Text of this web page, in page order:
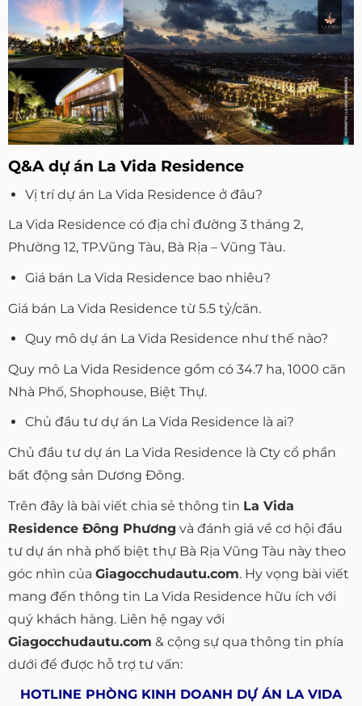
Q&A dự án La Vida Residence
Vị trí dự án La Vida Residence ở đâu?
La Vida Residence có địa chỉ đường 3 tháng 2,
Phường 12, TP.Vũng Tàu, Bà Rịa – Vũng Tàu.
Giá bán La Vida Residence bao nhiêu?
Giá bán La Vida Residence từ 5.5 tỷ/căn.
Quy mô dự án La Vida Residence như thế nào?
Quy mô La Vida Residence gồm có 34.7 ha, 1000 căn
Nhà Phố, Shophouse, Biệt Thự.
Chủ đầu tư dự án La Vida Residence là ai?
Chủ đầu tư dự án La Vida Residence là Cty cổ phần
bất động sản Dương Đông.
Trên đây là bài viết chia sẻ thông tin La Vida
Residence Đông Phương và đánh giá về cơ hội đầu
tư dự án nhà phố biệt thự Bà Rịa Vũng Tàu này theo
góc nhìn của Giagocchudautu.com. Hy vọng bài viết
mang đến thông tin La Vida Residence hữu ích với
quý khách hàng. Liên hệ ngay với
Giagocchudautu.com & cộng sự qua thông tin phía
dưới để được hỗ trợ tư vấn:
HOTLINE PHÒNG KINH DOANH DỰ ÁN LA VIDA